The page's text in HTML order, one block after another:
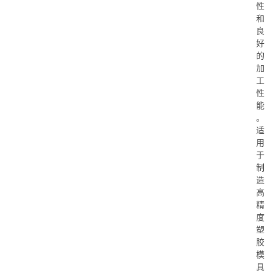
性
和
良
好
的
加
工
性
能
。
适
用
于
制
造
高
精
度
塑
胶
模
具